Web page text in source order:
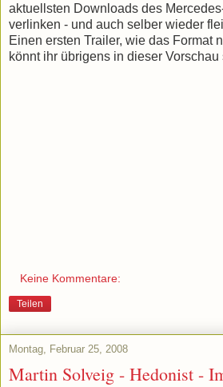
aktuellsten Downloads des
verlinken - und auch selber wieder
Einen ersten Trailer, wie das Format
könnt ihr übrigens in dieser Vorschau
Keine Kommentare:
Teilen
Montag, Februar 25, 2008
Martin Solveig - Hedonist -